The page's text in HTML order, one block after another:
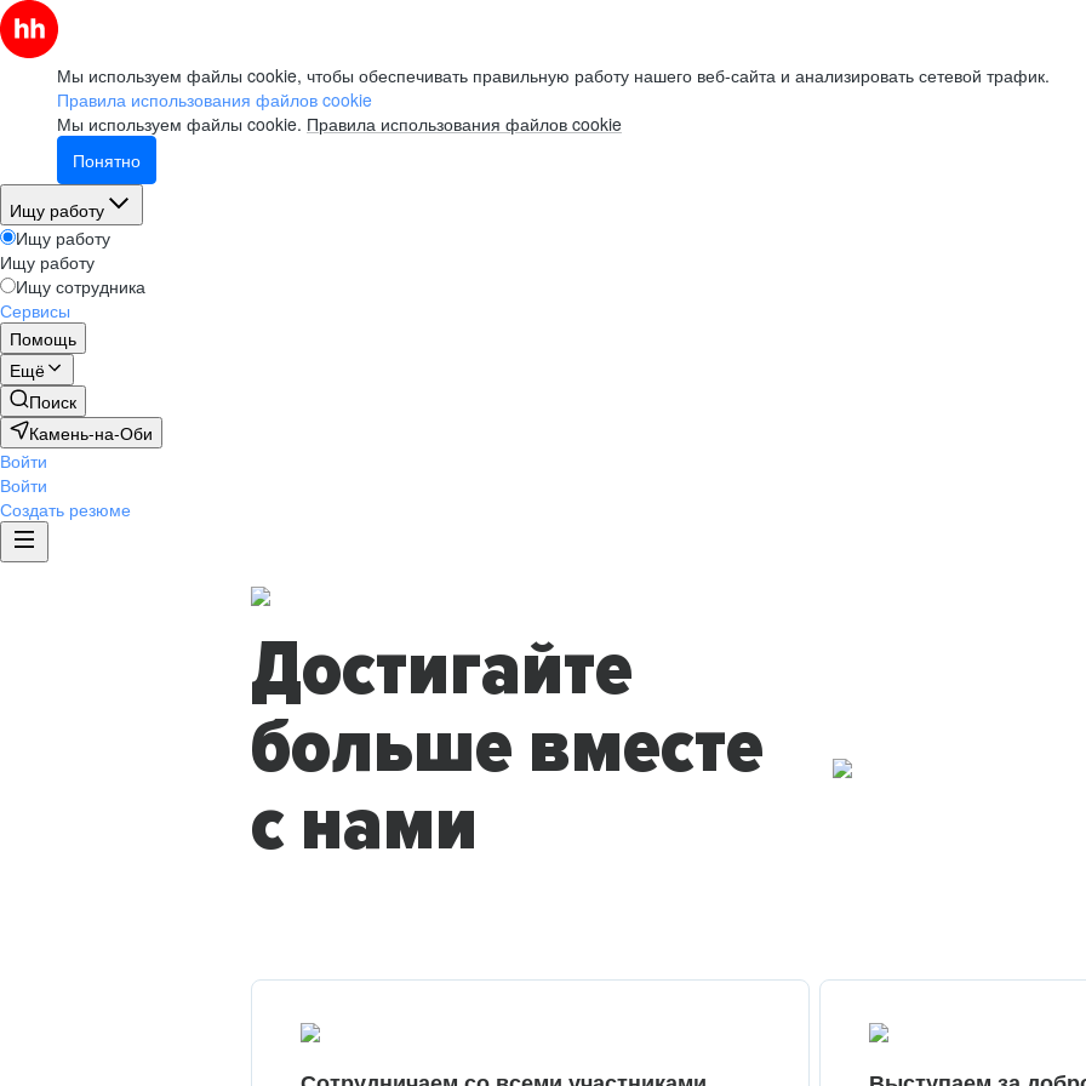
Мы используем файлы cookie, чтобы обеспечивать правильную работу нашего веб-сайта и анализировать сетевой трафик.
Правила использования файлов cookie
Мы используем файлы cookie. Правила использования файлов cookie
Понятно
Ищу работу
Ищу работу
Ищу работу
Ищу сотрудника
Сервисы
Помощь
Ещё
Поиск
Камень-на-Оби
Войти
Войти
Создать резюме
Достигайте
больше вместе
с нами